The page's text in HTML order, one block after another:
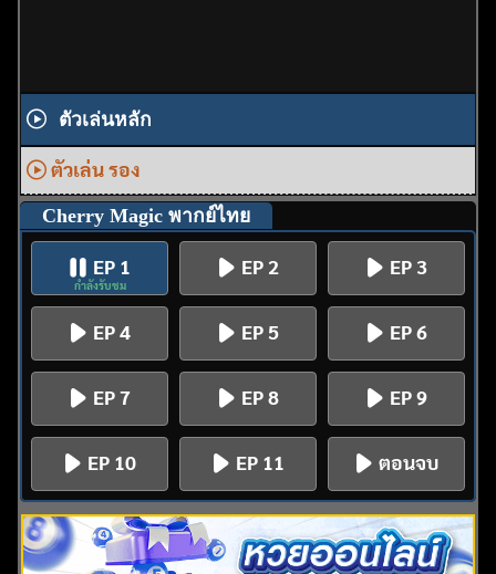
ตัวเล่นหลัก
ตัวเล่น รอง
Cherry Magic พากย์ไทย
EP 1
กำลังรับชม
EP 2 EP 3
EP 4 EP 5 EP 6
EP 7 EP 8 EP 9
EP 10 EP 11 ตอนจบ